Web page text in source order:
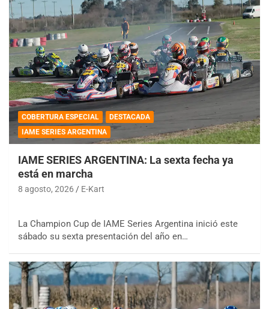
COBERTURA ESPECIAL
DESTACADA
IAME SERIES ARGENTINA
IAME SERIES ARGENTINA: La sexta fecha ya
está en marcha
8 agosto, 2026 E-Kart
La Champion Cup de IAME Series Argentina inició este
sábado su sexta presentación del año en…